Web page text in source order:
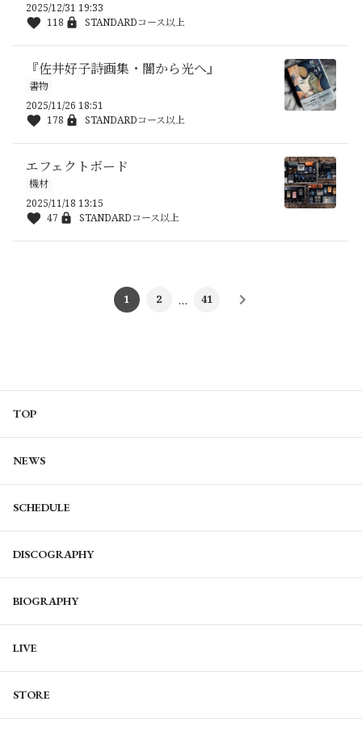
2025/12/31 19:33
118
STANDARDコース以上
『佐井好子詩画集・闇から光へ』
書物
2025/11/26 18:51
178
STANDARDコース以上
エフェクトボード
機材
2025/11/18 13:15
47
STANDARDコース以上
1 2 … 41
TOP
NEWS
SCHEDULE
DISCOGRAPHY
BIOGRAPHY
LIVE
STORE